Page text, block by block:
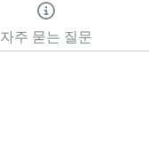
자주 묻는 질문